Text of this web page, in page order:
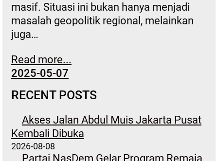
masif. Situasi ini bukan hanya menjadi
masalah geopolitik regional, melainkan
juga…
Read more...
2025-05-07
RECENT POSTS
Akses Jalan Abdul Muis Jakarta Pusat
Kembali Dibuka
2026-08-08
Partai NasDem Gelar Program Remaja